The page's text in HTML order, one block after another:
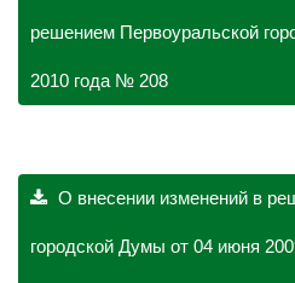
решением Первоуральской
2010 года № 208
О внесении изменений в
городской Думы от 04 июня